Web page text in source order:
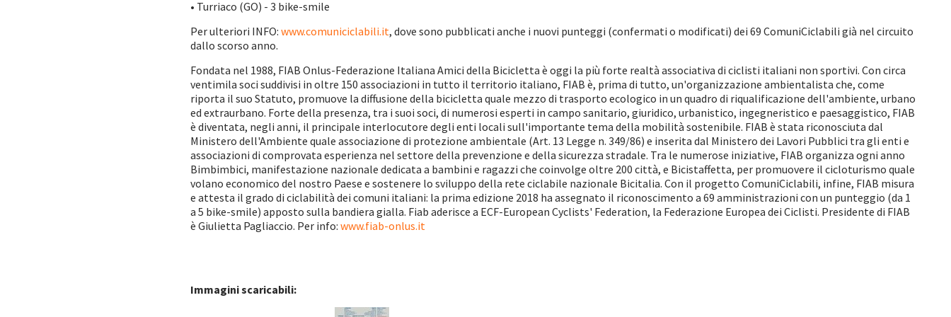
• Turriaco (GO) - 3 bike-smile
Per ulteriori INFO: www.comuniciclabili.it, dove sono pubblicati anche i nuovi punteggi (confermati o modificati) dei 69 ComuniCiclabili già nel circuito
dallo scorso anno.
Fondata nel 1988, FIAB Onlus-Federazione Italiana Amici della Bicicletta è oggi la più forte realtà associativa di ciclisti italiani non sportivi. Con circa
ventimila soci suddivisi in oltre 150 associazioni in tutto il territorio italiano, FIAB è, prima di tutto, un'organizzazione ambientalista che, come
riporta il suo Statuto, promuove la diffusione della bicicletta quale mezzo di trasporto ecologico in un quadro di riqualificazione dell'ambiente, urbano
ed extraurbano. Forte della presenza, tra i suoi soci, di numerosi esperti in campo sanitario, giuridico, urbanistico, ingegneristico e paesaggistico, FIAB
è diventata, negli anni, il principale interlocutore degli enti locali sull'importante tema della mobilità sostenibile. FIAB è stata riconosciuta dal
Ministero dell'Ambiente quale associazione di protezione ambientale (Art. 13 Legge n. 349/86) e inserita dal Ministero dei Lavori Pubblici tra gli enti e
associazioni di comprovata esperienza nel settore della prevenzione e della sicurezza stradale. Tra le numerose iniziative, FIAB organizza ogni anno
Bimbimbici, manifestazione nazionale dedicata a bambini e ragazzi che coinvolge oltre 200 città, e Bicistaffetta, per promuovere il cicloturismo quale
volano economico del nostro Paese e sostenere lo sviluppo della rete ciclabile nazionale Bicitalia. Con il progetto ComuniCiclabili, infine, FIAB misura
e attesta il grado di ciclabilità dei comuni italiani: la prima edizione 2018 ha assegnato il riconoscimento a 69 amministrazioni con un punteggio (da 1
a 5 bike-smile) apposto sulla bandiera gialla. Fiab aderisce a ECF-European Cyclists' Federation, la Federazione Europea dei Ciclisti. Presidente di FIAB
è Giulietta Pagliaccio. Per info: www.fiab-onlus.it
Immagini scaricabili: